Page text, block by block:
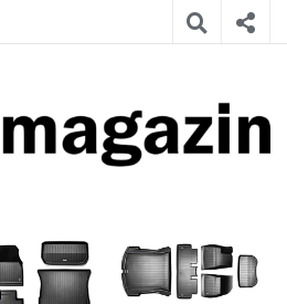
– Tesla, E-